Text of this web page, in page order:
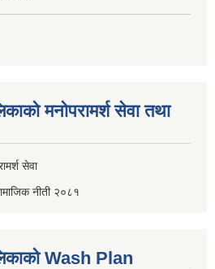
मनोपरामर्श सेवा तथा
सेवा
नीती २०८१
Wash Plan